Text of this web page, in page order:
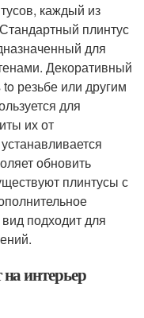
каждый из
плинтус
для
Декоративный
резьбе или другим
для
их от
обновить
плинтусы с
подходит для
интерьер